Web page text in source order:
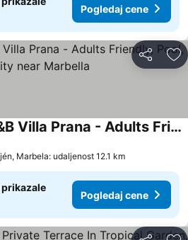
Pogledaj cene
Deli
Luxury Boutique B&B Villa Prana - Adults Friendly, Pool, Serenity near Marbella
Marbela: udaljenost 12.1 km
prikazale
Pogledaj cene